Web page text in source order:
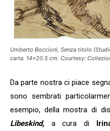
Umberto Boccioni, Senza titolo
carta. 14×20.5 cm. Courtesy:
Da parte nostra ci piace
sono sembrati
esempio, della mostra di
Libeskind, a cura di